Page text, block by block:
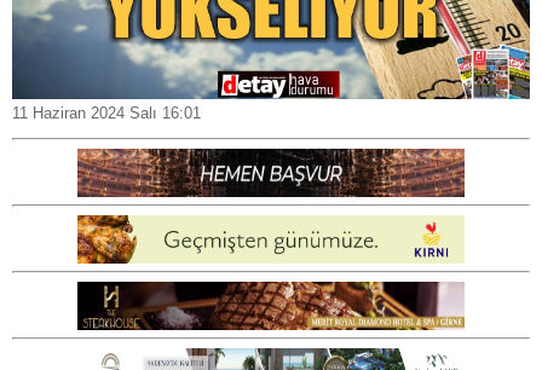
11 Haziran 2024 Salı 16:01